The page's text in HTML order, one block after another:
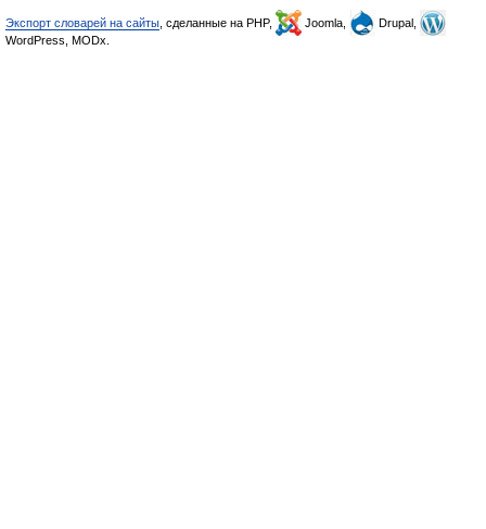
Экспорт словарей на сайты , сделанные на PHP, Joomla,
Drupal,
WordPress, MODx.